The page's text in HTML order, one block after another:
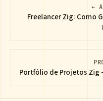
←
Freelancer Zig: Como
Portfólio de Projetos Zig